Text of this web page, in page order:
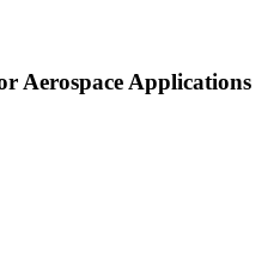
Aerospace Applications